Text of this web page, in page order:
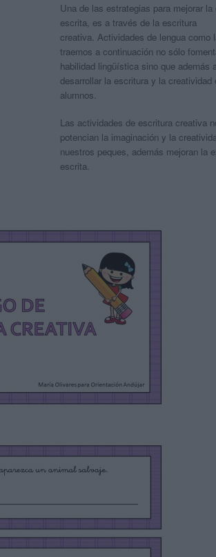
Una de las estrategias para mejorar la
escrita, es a través de la escritura
creativa. Actividades de lengua como
traemos a continuación no sólo
habilidad lingüística sino que además
desarrollar la escritura y la creatividad
alumnos.
Las actividades de escritura creativa
potencian la imaginación y la
nuestros peques, además mejoran la
escrita.